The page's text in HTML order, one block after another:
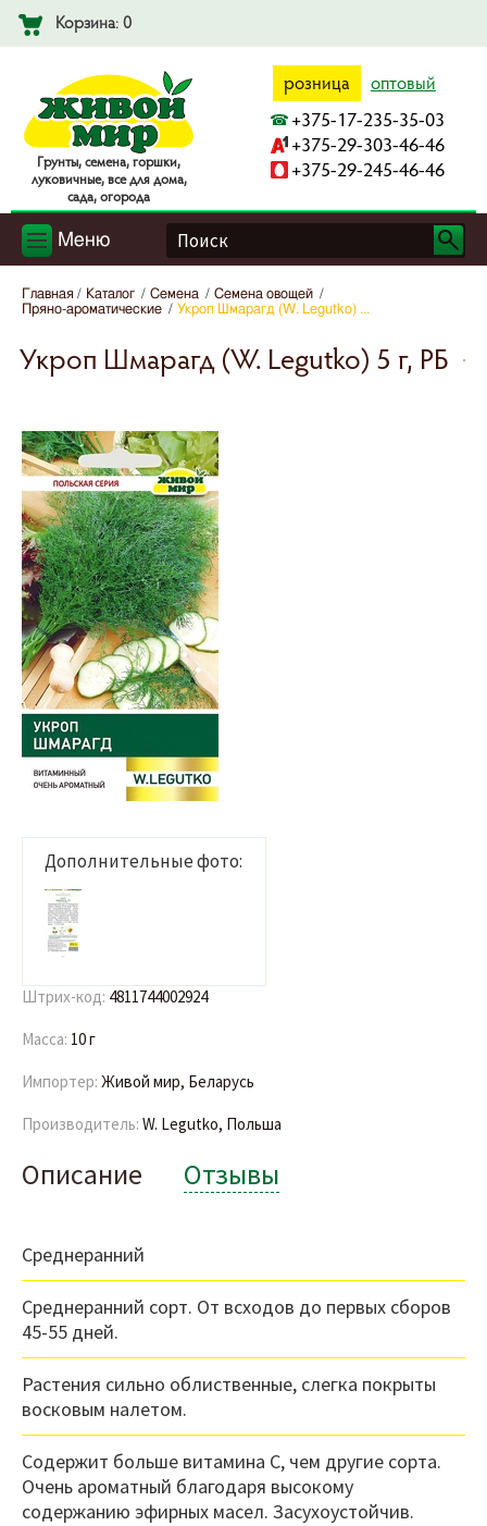
Корзина: 0
Гpyнты, ceмeнa, гopшки,
лyкoвичныe, вce для дoмa,
caдa, oгopoдa
розница оптовый
+375-17-235-35-03
+375-29-303-46-46
+375-29-245-46-46
Меню
Главная Каталог Семена
Семена овощей
Пряно-ароматические
Укроп Шмарагд (W. Legutko) ...
Укроп Шмарагд (W. Legutko) 5 г, РБ
Дополнительные фото:
Штрих-код: 4811744002924
Масса: 10 г
Импортер: Живой мир, Беларусь
Производитель: W. Legutko, Польша
Описание Отзывы
Среднеранний
Среднеранний сорт. От всходов до первых сборов
45-55 дней.
Растения сильно облиственные, слегка покрыты
восковым налетом.
Содержит больше витамина C, чем другие сорта.
Очень ароматный благодаря высокому
содержанию эфирных масел. Засухоустойчив.